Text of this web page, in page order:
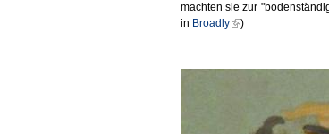
machten sie zur
in Broadly )